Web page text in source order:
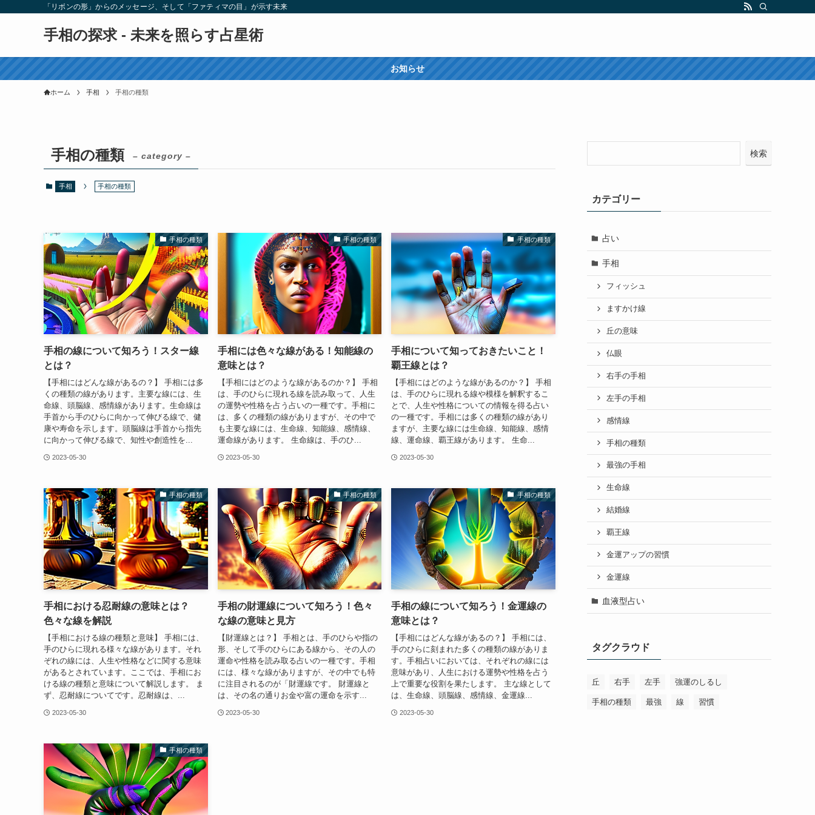
「リボンの形」からのメッセージ、そして「ファティマの目」が示す未来
手相の探求 - 未来を照らす占星術
お知らせ
ホーム 手相 手相の種類
手相の種類 – category –
手相 手相の種類
手相の種類
手相の線について知ろう！スター線
とは？
【手相にはどんな線があるの？】 手相には多
くの種類の線があります。主要な線には、生
命線、頭脳線、感情線があります。生命線は
手首から手のひらに向かって伸びる線で、健
康や寿命を示します。頭脳線は手首から指先
に向かって伸びる線で、知性や創造性を...
2023-05-30
手相の種類
手相には色々な線がある！知能線の
意味とは？
【手相にはどのような線があるのか？】 手相
は、手のひらに現れる線を読み取って、人生
の運勢や性格を占う占いの一種です。手相に
は、多くの種類の線がありますが、その中で
も主要な線には、生命線、知能線、感情線、
運命線があります。 生命線は、手のひ...
2023-05-30
手相の種類
手相について知っておきたいこと！
覇王線とは？
【手相にはどのような線があるのか？】 手相
は、手のひらに現れる線や模様を解釈するこ
とで、人生や性格についての情報を得る占い
の一種です。手相には多くの種類の線があり
ますが、主要な線には生命線、知能線、感情
線、運命線、覇王線があります。 生命...
2023-05-30
手相の種類
手相における忍耐線の意味とは？
色々な線を解説
【手相における線の種類と意味】 手相には、
手のひらに現れる様々な線があります。それ
ぞれの線には、人生や性格などに関する意味
があるとされています。ここでは、手相にお
ける線の種類と意味について解説します。 ま
ず、忍耐線についてです。忍耐線は、...
2023-05-30
手相の種類
手相の財運線について知ろう！色々
な線の意味と見方
【財運線とは？】 手相とは、手のひらや指の
形、そして手のひらにある線から、その人の
運命や性格を読み取る占いの一種です。手相
には、様々な線がありますが、その中でも特
に注目されるのが「財運線です。 財運線と
は、その名の通りお金や富の運命を示す...
2023-05-30
手相の種類
手相の線について知ろう！金運線の
意味とは？
【手相にはどんな線があるの？】 手相には、
手のひらに刻まれた多くの種類の線がありま
す。手相占いにおいては、それぞれの線には
意味があり、人生における運勢や性格を占う
上で重要な役割を果たします。 主な線として
は、生命線、頭脳線、感情線、金運線...
2023-05-30
手相の種類
検索
カテゴリー
占い
手相
フィッシュ
ますかけ線
丘の意味
仏眼
右手の手相
左手の手相
感情線
手相の種類
最強の手相
生命線
結婚線
覇王線
金運アップの習慣
金運線
血液型占い
タグクラウド
丘 右手 左手 強運のしるし
手相の種類 最強 線 習慣